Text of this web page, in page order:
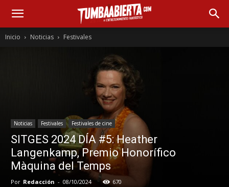
Inicio Noticias Festivales
Noticias Festivales Festivales de cine
SITGES 2024 DÍA #5: Heather
Langenkamp, Premio Honorífico
Màquina del Temps
Por Redacción - 08/10/2024 670